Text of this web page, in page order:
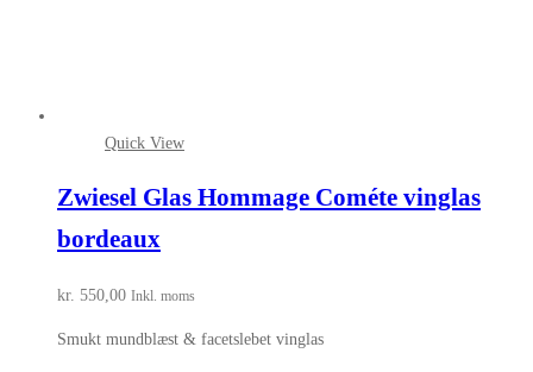
Quick View
Zwiesel Glas Hommage Cométe vinglas
bordeaux
kr. 550,00 Inkl. moms
Smukt mundblæst & facetslebet vinglas